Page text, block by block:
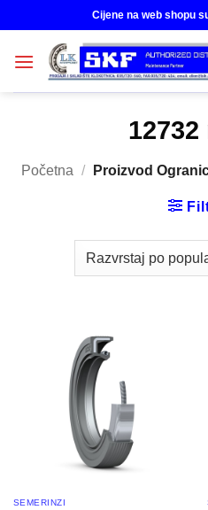
to
content
Cijene na web shopu
Početna / Proizvod
SEMERINZI